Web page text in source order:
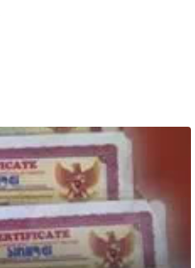
Bimbel Jakarta Timur